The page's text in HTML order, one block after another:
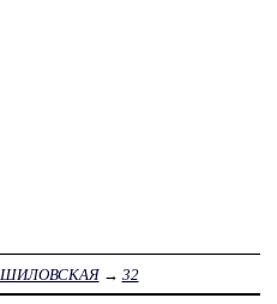
ШИЛОВСКАЯ→ 32